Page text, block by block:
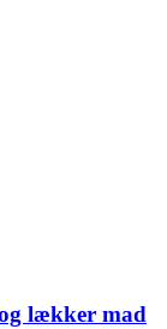
lækker mad